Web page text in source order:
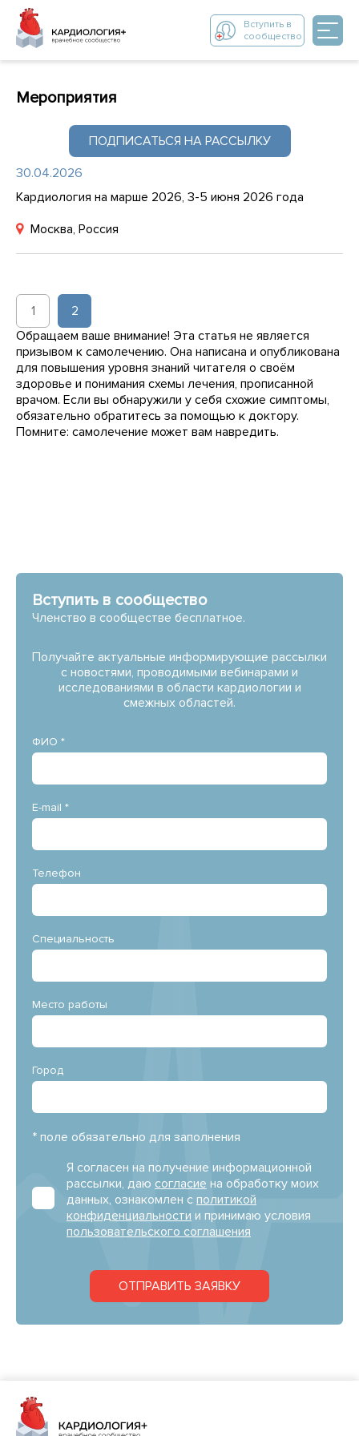
Вступить в
сообщество
Мероприятия
ПОДПИСАТЬСЯ НА РАССЫЛКУ
30.04.2026
Кардиология на марше 2026, 3-5 июня 2026 года
Москва, Россия
1
2
Обращаем ваше внимание! Эта статья не является
призывом к самолечению. Она написана и опубликована
для повышения уровня знаний читателя о своём
здоровье и понимания схемы лечения, прописанной
врачом. Если вы обнаружили у себя схожие симптомы,
обязательно обратитесь за помощью к доктору.
Помните: самолечение может вам навредить.
Вступить в сообщество
Членство в сообществе бесплатное.
Получайте актуальные информирующие рассылки
с новостями, проводимыми вебинарами и
исследованиями в области кардиологии и
смежных областей.
ФИО *
E-mail *
Телефон
Специальность
Место работы
Город
* поле обязательно для заполнения
Я согласен на получение информационной
рассылки, даю согласие на обработку моих
данных, ознакомлен с политикой
конфиденциальности и принимаю условия
пользовательского соглашения
ОТПРАВИТЬ ЗАЯВКУ